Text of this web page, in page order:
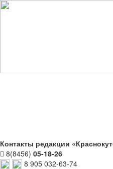
Контакты редакции
8(8456) 05-18-26
8 905 032-63-74